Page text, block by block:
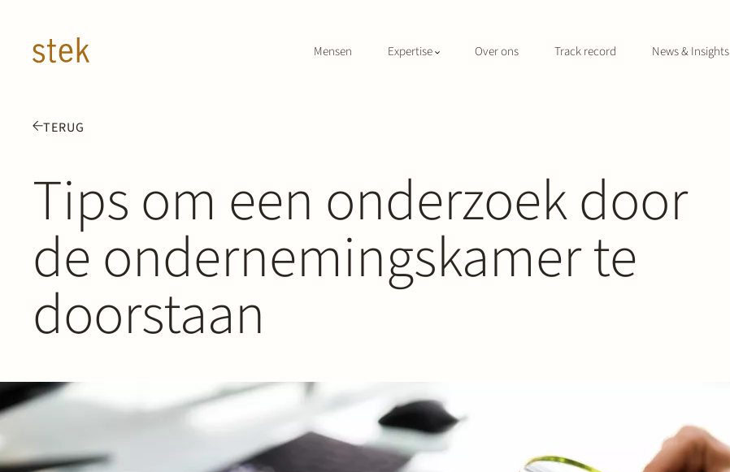
Mensen Expertise Over ons Track record News & Insights
TERUG
Tips om een onderzoek door
de ondernemingskamer te
doorstaan